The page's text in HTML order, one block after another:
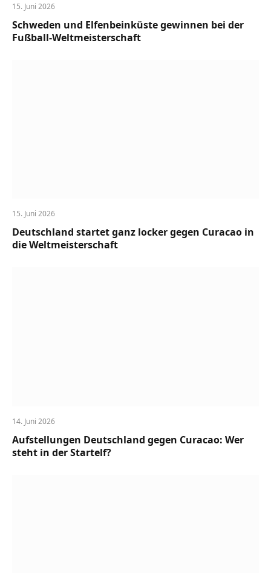
15. Juni 2026
Schweden und Elfenbeinküste gewinnen bei der
Fußball-Weltmeisterschaft
15. Juni 2026
Deutschland startet ganz locker gegen Curacao in
die Weltmeisterschaft
14. Juni 2026
Aufstellungen Deutschland gegen Curacao: Wer
steht in der Startelf?